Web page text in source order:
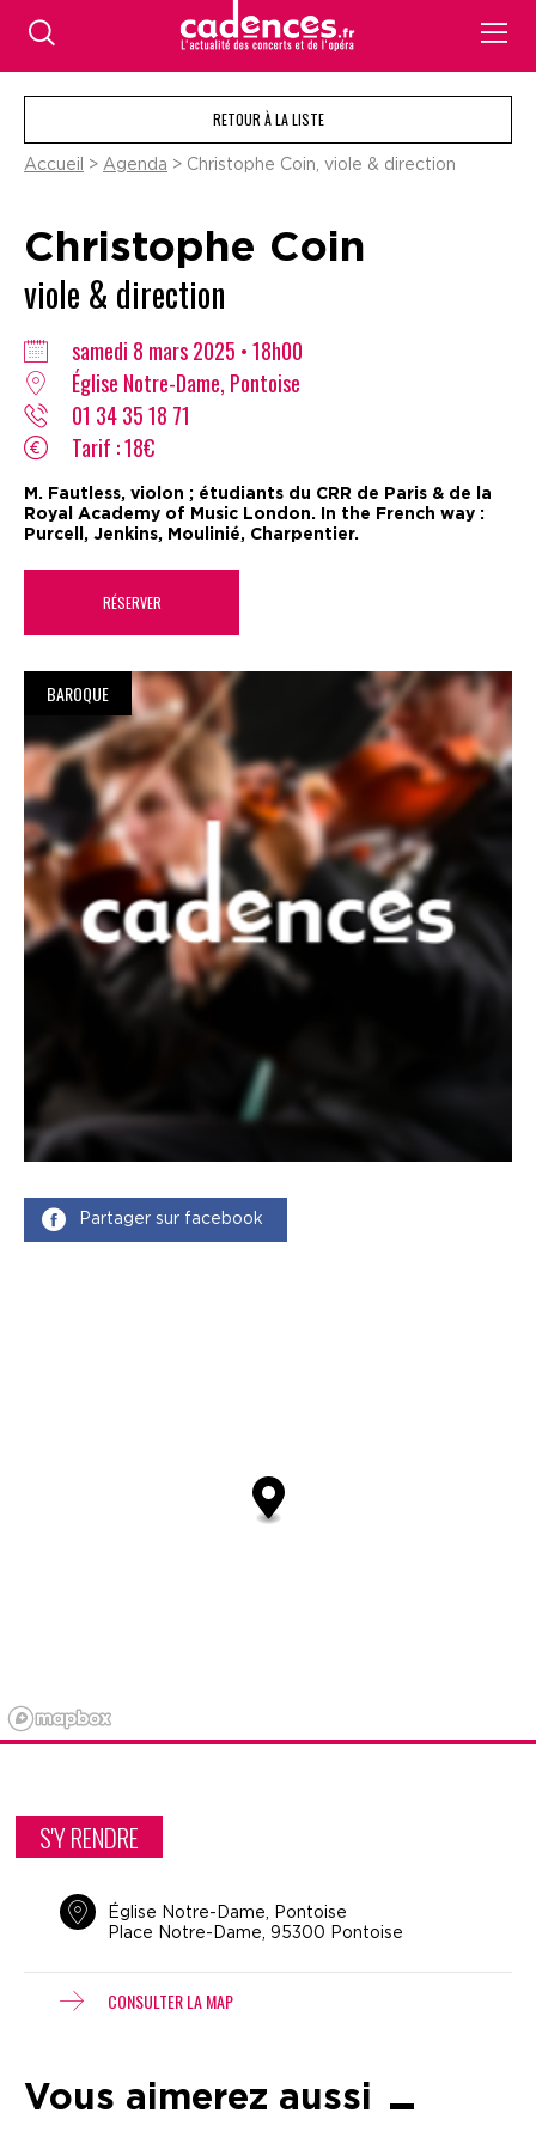
RETOUR À LA LISTE
Accueil > Agenda > Christophe Coin, viole & direction
Christophe Coin
viole & direction
samedi 8 mars 2025 • 18h00
Église Notre-Dame, Pontoise
01 34 35 18 71
Tarif : 18€
M. Fautless, violon ; étudiants du CRR de Paris & de la
Royal Academy of Music London. In the French way :
Purcell, Jenkins, Moulinié, Charpentier.
RÉSERVER
BAROQUE
Partager sur facebook
S'Y RENDRE
Église Notre-Dame, Pontoise
Place Notre-Dame, 95300 Pontoise
CONSULTER LA MAP
Vous aimerez aussi